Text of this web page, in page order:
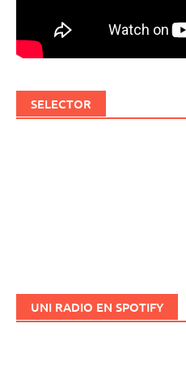
SELECTOR
UNI RADIO EN SPOTIFY